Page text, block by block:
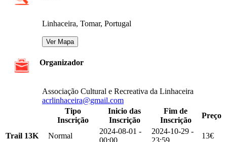
Linhaceira, Tomar, Portugal
Organizador
Associação Cultural e Recreativa da Linhaceira
acrlinhaceira@gmail.com
Tipo
Inscrição
Inicio das
Inscrição
Fim de
Inscrição
Preço
Trail 13K Normal
2024-08-01 -
00:00
2024-10-29 -
23:59
13€